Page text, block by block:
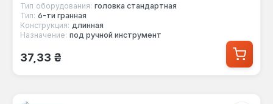
Тип оборудования: головка стандартная
Тип: 6-ти гранная
Конструкция: длинная
Назначение: под ручной инструмент
Обычная цена:
37,33 ₴